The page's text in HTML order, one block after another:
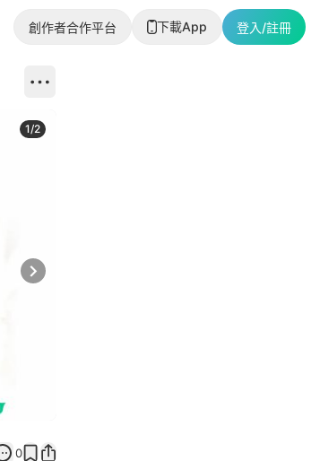
創作者合作平台 下載App 登入/註冊
Next slide
1/2
0